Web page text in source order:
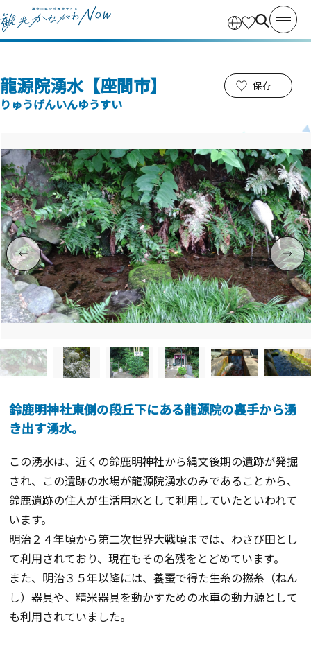
龍源院湧水【座間市】
りゅうげんいんゆうすい
保存
鈴鹿明神社東側の段丘下にある龍源院の裏手から湧
き出す湧水。
この湧水は、近くの鈴鹿明神社から縄文後期の遺跡が発掘
され、この遺跡の水場が龍源院湧水のみであることから、
鈴鹿遺跡の住人が生活用水として利用していたといわれて
います。
明治２４年頃から第二次世界大戦頃までは、わさび田とし
て利用されており、現在もその名残をとどめています。
また、明治３５年以降には、養蚕で得た生糸の撚糸（ねん
し）器具や、精米器具を動かすための水車の動力源として
も利用されていました。